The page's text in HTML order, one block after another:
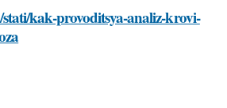
kak-provoditsya-analiz-krovi-